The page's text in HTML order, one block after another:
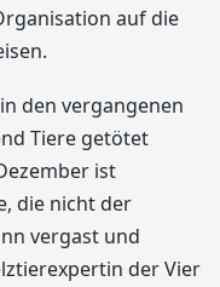
auf die
den vergangenen
Tiere getötet
ist
die nicht der
vergast und
der Vier